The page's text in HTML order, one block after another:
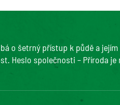
o šetrný přístup k půdě a jejím
Heslo společnosti – Příroda je